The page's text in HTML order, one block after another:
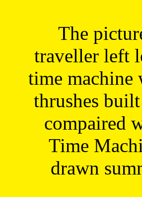
The
traveller left
time machine
thrushes
compaired
Time
drawn